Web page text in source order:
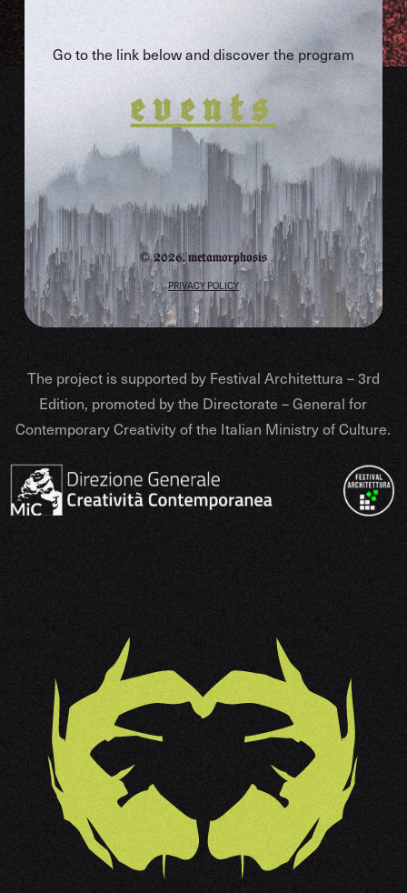
Go to the link below and discover the program
events
©2026. metamorphosis
PRIVACY POLICY
The project is supported by Festival Architettura – 3rd
Edition, promoted by the Directorate – General for
Contemporary Creativity of the Italian Ministry of Culture.